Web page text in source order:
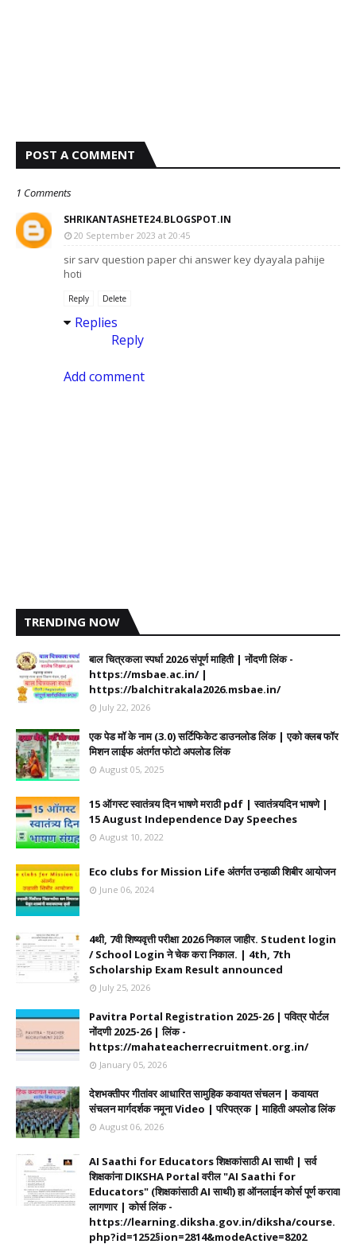
POST A COMMENT
1 Comments
SHRIKANTASHETE24.BLOGSPOT.IN
20 September 2023 at 20:45
sir sarv question paper chi answer key dyayala pahije
hoti
Reply Delete
Replies
Reply
Add comment
TRENDING NOW
बाल चित्रकला स्पर्धा 2026 संपूर्ण माहिती | नोंदणी लिंक -
https://msbae.ac.in/ |
https://balchitrakala2026.msbae.in/
July 22, 2026
एक पेड मॉ के नाम (3.0) सर्टिफिकेट डाउनलोड लिंक | एको क्लब फॉर
मिशन लाईफ अंतर्गत फोटो अपलोड लिंक
August 05, 2025
15 ऑगस्ट स्वातंत्र्य दिन भाषणे मराठी pdf | स्वातंत्र्यदिन भाषणे |
15 August Independence Day Speeches
August 10, 2022
Eco clubs for Mission Life अंतर्गत उन्हाळी शिबीर आयोजन
June 06, 2024
4थी, 7वी शिष्यवृत्ती परीक्षा 2026 निकाल जाहीर. Student login
/ School Login ने चेक करा निकाल. | 4th, 7th
Scholarship Exam Result announced
July 25, 2026
Pavitra Portal Registration 2025-26 | पवित्र पोर्टल
नोंदणी 2025-26 | लिंक -
https://mahateacherrecruitment.org.in/
January 05, 2026
देशभक्तीपर गीतांवर आधारित सामुहिक कवायत संचलन | कवायत
संचलन मार्गदर्शक नमूना Video | परिपत्रक | माहिती अपलोड लिंक
August 06, 2026
AI Saathi for Educators शिक्षकांसाठी AI साथी | सर्व
शिक्षकांना DIKSHA Portal वरील "AI Saathi for
Educators" (शिक्षकांसाठी AI साथी) हा ऑनलाईन कोर्स पूर्ण करावा
लागणार | कोर्स लिंक -
https://learning.diksha.gov.in/diksha/course.
php?id=1252§ion=2814&modeActive=8202